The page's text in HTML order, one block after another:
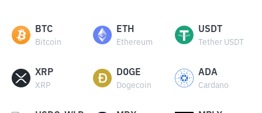
BTC
Bitcoin
ETH
Ethereum
USDT
Tether USDT
XRP
XRP
DOGE
Dogecoin
ADA
Cardano